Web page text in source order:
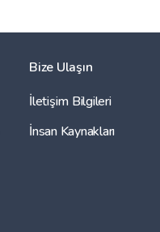
Bize Ulaşın
İletişim Bilgileri
İnsan Kaynakları